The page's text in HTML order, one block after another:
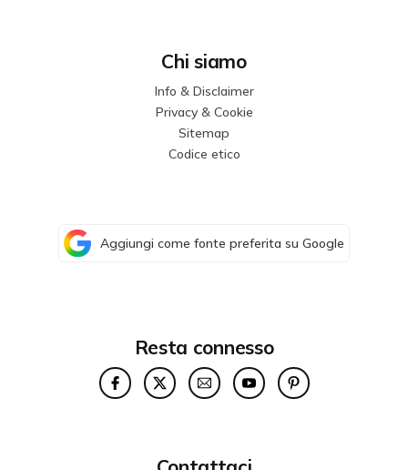
Chi siamo
Info & Disclaimer
Privacy & Cookie
Sitemap
Codice etico
Aggiungi come fonte preferita su Google
Resta connesso